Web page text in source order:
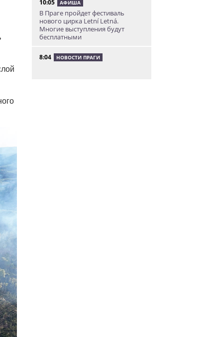
10:05 АФИША
В Праге пройдет фестиваль
нового цирка Letní Letná.
Многие выступления будут
бесплатными
8:04 НОВОСТИ ПРАГИ